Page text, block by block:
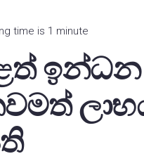
time is 1 minute